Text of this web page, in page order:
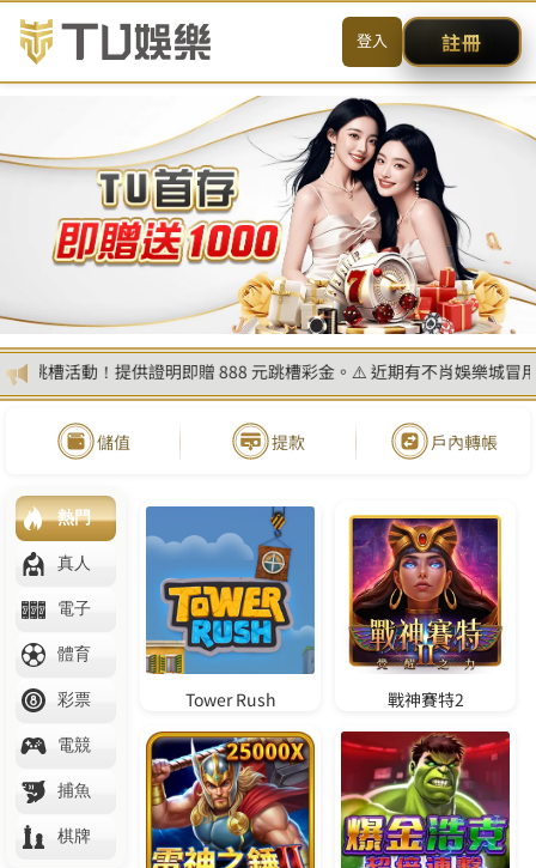
送出
简体中文 搜尋